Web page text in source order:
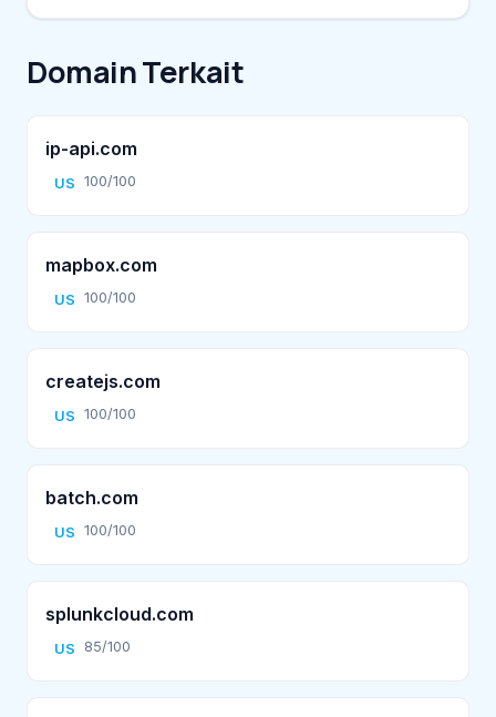
Domain Terkait
ip-api.com
US 100/100
mapbox.com
US 100/100
createjs.com
US 100/100
batch.com
US 100/100
splunkcloud.com
US 85/100